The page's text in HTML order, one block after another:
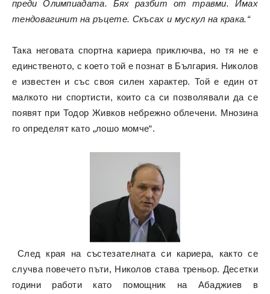
преди Олимпиадата. Бях разбит от травми. Имах
тендовагинит на ръцете. Скъсах и мускул на крака.“
Така неговата спортна кариера приключва, но тя не е
единственото, с което той е познат в България. Николов
е известен и със своя силен характер. Той е един от
малкото ни спортисти, които са си позволявали да се
появят при Тодор Живков небрежно облечени. Мнозина
го определят като „лошо момче“.
След края на състезателната си кариера, както се
случва повечето пъти, Николов става треньор. Десетки
години работи като помощник на Абаджиев в